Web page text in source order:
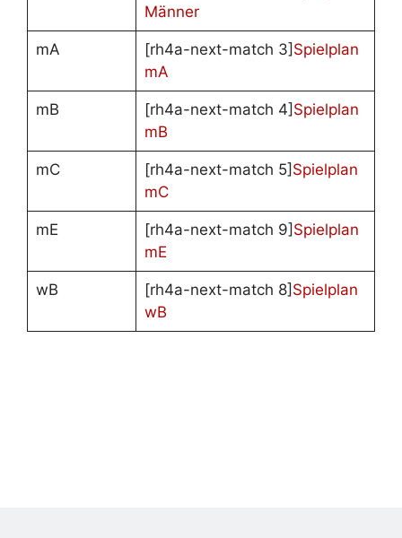
Männer
mA [rh4a-next-match 3] Spielplan
mA
mB [rh4a-next-match 4] Spielplan
mB
mC [rh4a-next-match 5] Spielplan
mC
mE [rh4a-next-match 9] Spielplan
mE
wB [rh4a-next-match 8] Spielplan
wB